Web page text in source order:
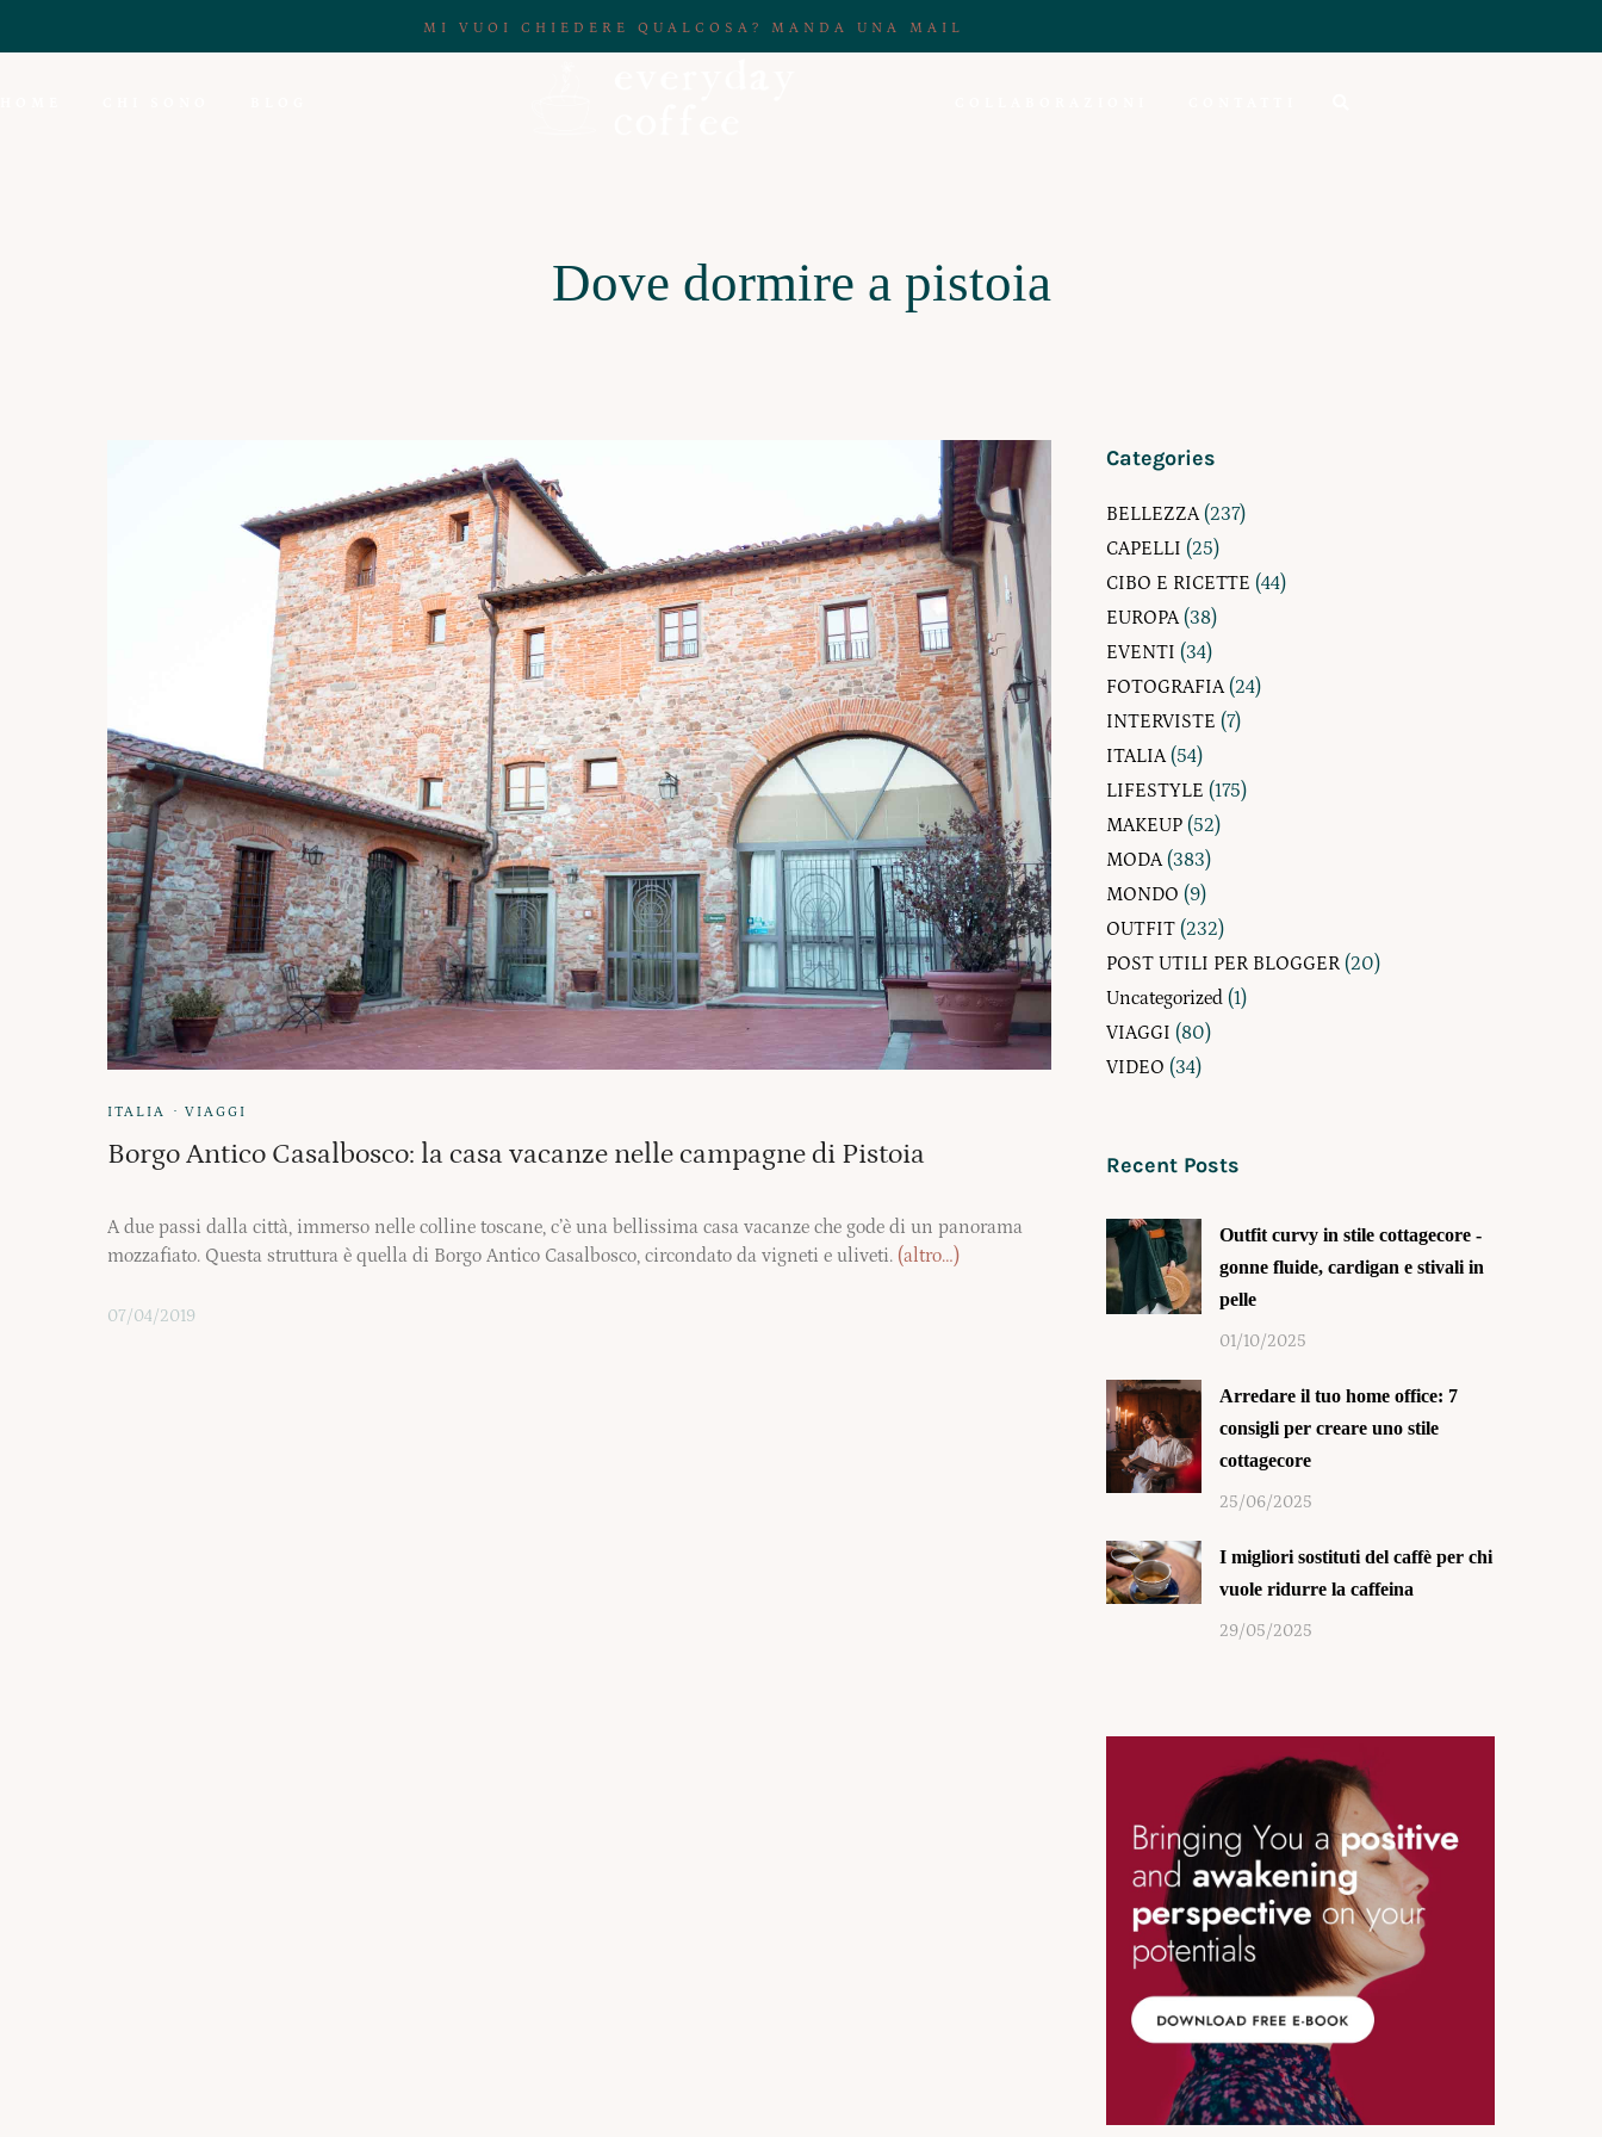
MI VUOI CHIEDERE QUALCOSA? MANDA UNA MAIL
Dove dormire a pistoia
ITALIA · VIAGGI
Borgo Antico Casalbosco: la casa vacanze nelle campagne di Pistoia
A due passi dalla città, immerso nelle colline toscane, c’è una bellissima casa vacanze che gode di un panorama
mozzafiato. Questa struttura è quella di Borgo Antico Casalbosco, circondato da vigneti e uliveti. (altro…)
07/04/2019
Categories
BELLEZZA(237)
CAPELLI (25)
CIBO E RICETTE (44)
EUROPA(38)
EVENTI (34)
FOTOGRAFIA(24)
INTERVISTE (7)
ITALIA(54)
LIFESTYLE (175)
MAKEUP (52)
MODA(383)
MONDO (9)
OUTFIT (232)
POST UTILI PER BLOGGER (20)
Uncategorized (1)
VIAGGI (80)
VIDEO (34)
Recent Posts
Outfit curvy in stile cottagecore -
gonne fluide, cardigan e stivali in
pelle
01/10/2025
Arredare il tuo home office: 7
consigli per creare uno stile
cottagecore
25/06/2025
I migliori sostituti del caffè per chi
vuole ridurre la caffeina
29/05/2025